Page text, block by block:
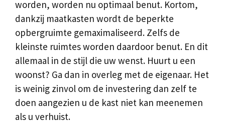
worden, worden nu optimaal benut. Kortom,
dankzij maatkasten wordt de beperkte
opbergruimte gemaximaliseerd. Zelfs de
kleinste ruimtes worden daardoor benut. En dit
allemaal in de stijl die uw wenst. Huurt u een
woonst? Ga dan in overleg met de eigenaar. Het
is weinig zinvol om de investering dan zelf te
doen aangezien u de kast niet kan meenemen
als u verhuist.